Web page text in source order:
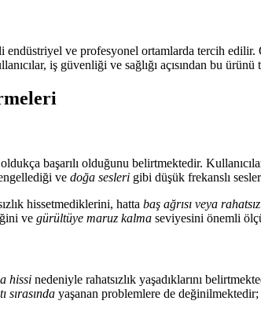
endüstriyel ve profesyonel ortamlarda tercih edilir.
iş güvenliği ve sağlığı açısından bu
başarılı olduğunu belirtmektedir.
ve doğa sesleri gibi düşük frekanslı
hissetmediklerini, hatta baş ağrısı veya
ve gürültüye maruz kalma seviyesini önemli
hissi nedeniyle rahatsızlık yaşadıklarını
sırasında yaşanan problemlere de